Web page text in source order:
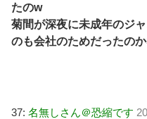
たのw
菊間が深夜に未成年のジ
のも会社のためだったの
37: 名無しさん＠恐縮です